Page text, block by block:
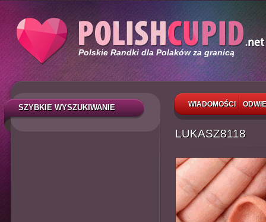
Polskie Randki dla Polaków za granicą
WIADOMOŚCI
SZYBKIE WYSZUKIWANIE
LUKASZ8118